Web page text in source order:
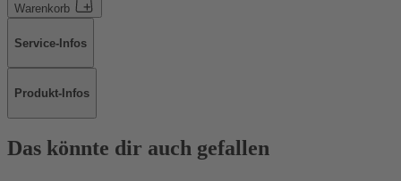
Warenkorb
Service-Infos
Produkt-Infos
Das könnte dir auch gefallen